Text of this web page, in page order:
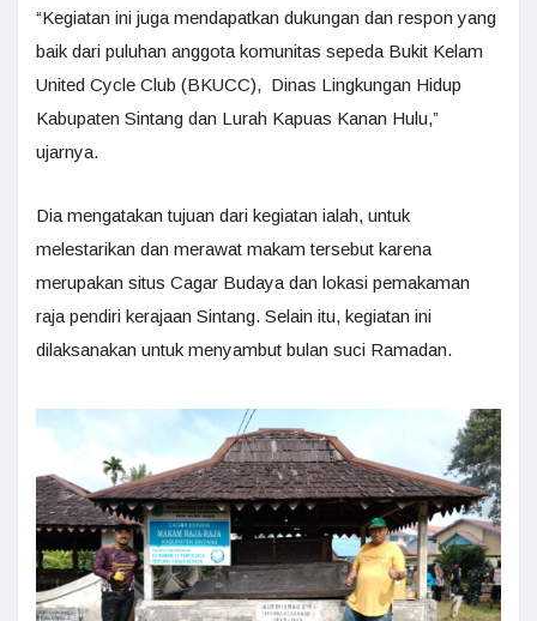
“Kegiatan ini juga mendapatkan dukungan dan respon yang
baik dari puluhan anggota komunitas sepeda Bukit Kelam
United Cycle Club (BKUCC), Dinas Lingkungan Hidup
Kabupaten Sintang dan Lurah Kapuas Kanan Hulu,”
ujarnya.
Dia mengatakan tujuan dari kegiatan ialah, untuk
melestarikan dan merawat makam tersebut karena
merupakan situs Cagar Budaya dan lokasi pemakaman
raja pendiri kerajaan Sintang. Selain itu, kegiatan ini
dilaksanakan untuk menyambut bulan suci Ramadan.